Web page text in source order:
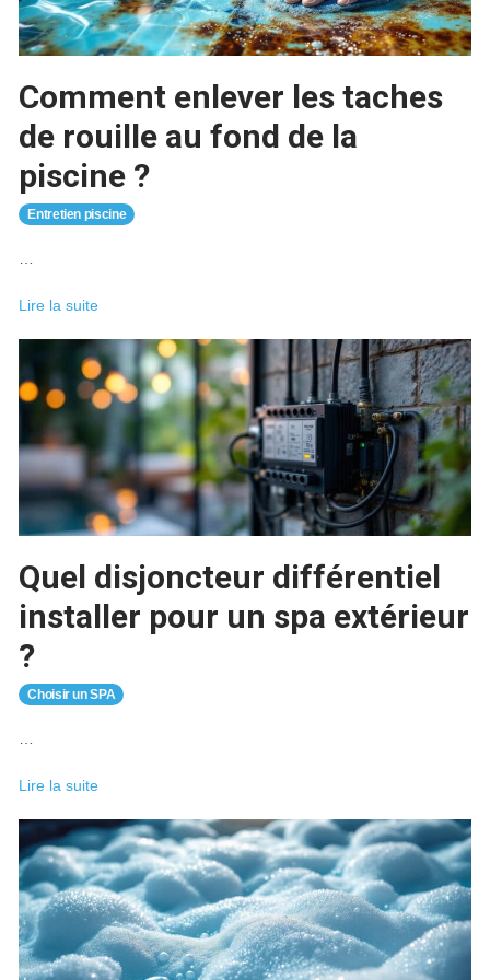
dans
un
spa
Comment enlever les taches
de rouille au fond de la
piscine ?
Entretien piscine
Comment
taches
de
rouille
au
fond
de
la
piscine
Lire la suite
Quel disjoncteur différentiel
installer pour un spa extérieur
?
Choisir un SPA
Quel
différentiel
installer
pour
un
spa
extérieur
?
Lire la suite